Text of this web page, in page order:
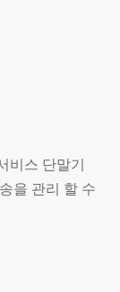
비스 단말기
을 관리 할 수